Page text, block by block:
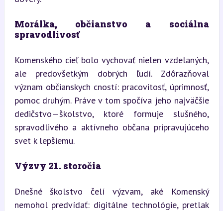
Morálka, občianstvo a sociálna
spravodlivosť
Komenského cieľ bolo vychovať nielen vzdelaných,
ale predovšetkým dobrých ľudí. Zdôrazňoval
význam občianskych cností: pracovitosť, úprimnosť,
pomoc druhým. Práve v tom spočíva jeho najväčšie
dedičstvo—školstvo, ktoré formuje slušného,
spravodlivého a aktívneho občana pripravujúceho
svet k lepšiemu.
Výzvy 21. storočia
Dnešné školstvo čelí výzvam, aké Komenský
nemohol predvídať: digitálne technológie, pretlak